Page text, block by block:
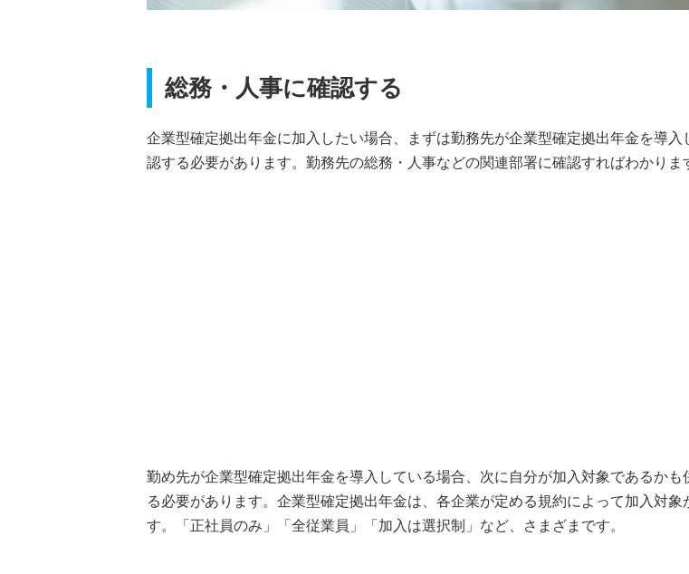
総務・人事に確認する
企業型確定拠出年金に加入したい場合、まずは勤務先が企業型確定拠出年金を導入
認する必要があります。勤務先の総務・人事などの関連部署に確認すればわかりま
勤め先が企業型確定拠出年金を導入している場合、次に自分が加入対象であるかも
る必要があります。企業型確定拠出年金は、各企業が定める規約によって加入対象
す。「正社員のみ」「全従業員」「加入は選択制」など、さまざまです。